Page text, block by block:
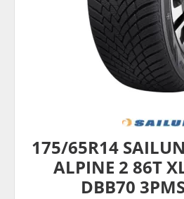
175/65R14
ALPINE 2 86T
DBB70